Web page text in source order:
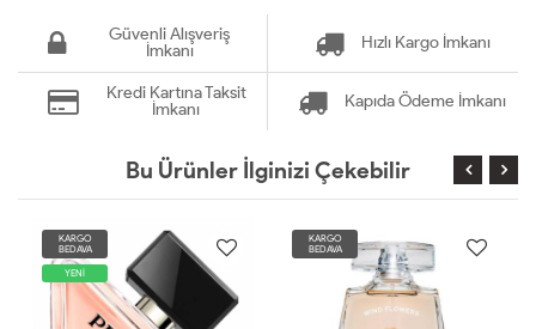
Güvenli Alışveriş
İmkanı
Hızlı Kargo İmkanı
Kredi Kartına Taksit
İmkanı
Kapıda Ödeme İmkanı
Bu Ürünler İlginizi Çekebilir
KARGO
BEDAVA
KARGO
BEDAVA